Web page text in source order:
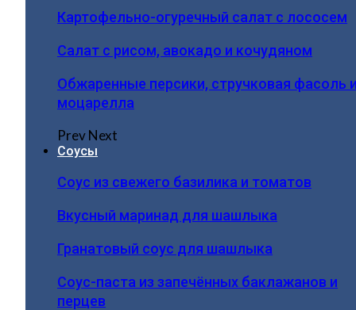
Картофельно-огуречный салат с лососем
Салат с рисом, авокадо и кочудяном
Обжаренные персики, стручковая фасоль
моцарелла
PrevNext
Соусы
Соус из свежего базилика и томатов
Вкусный маринад для шашлыка
Гранатовый соус для шашлыка
Соус-паста из запечённых баклажанов и
перцев